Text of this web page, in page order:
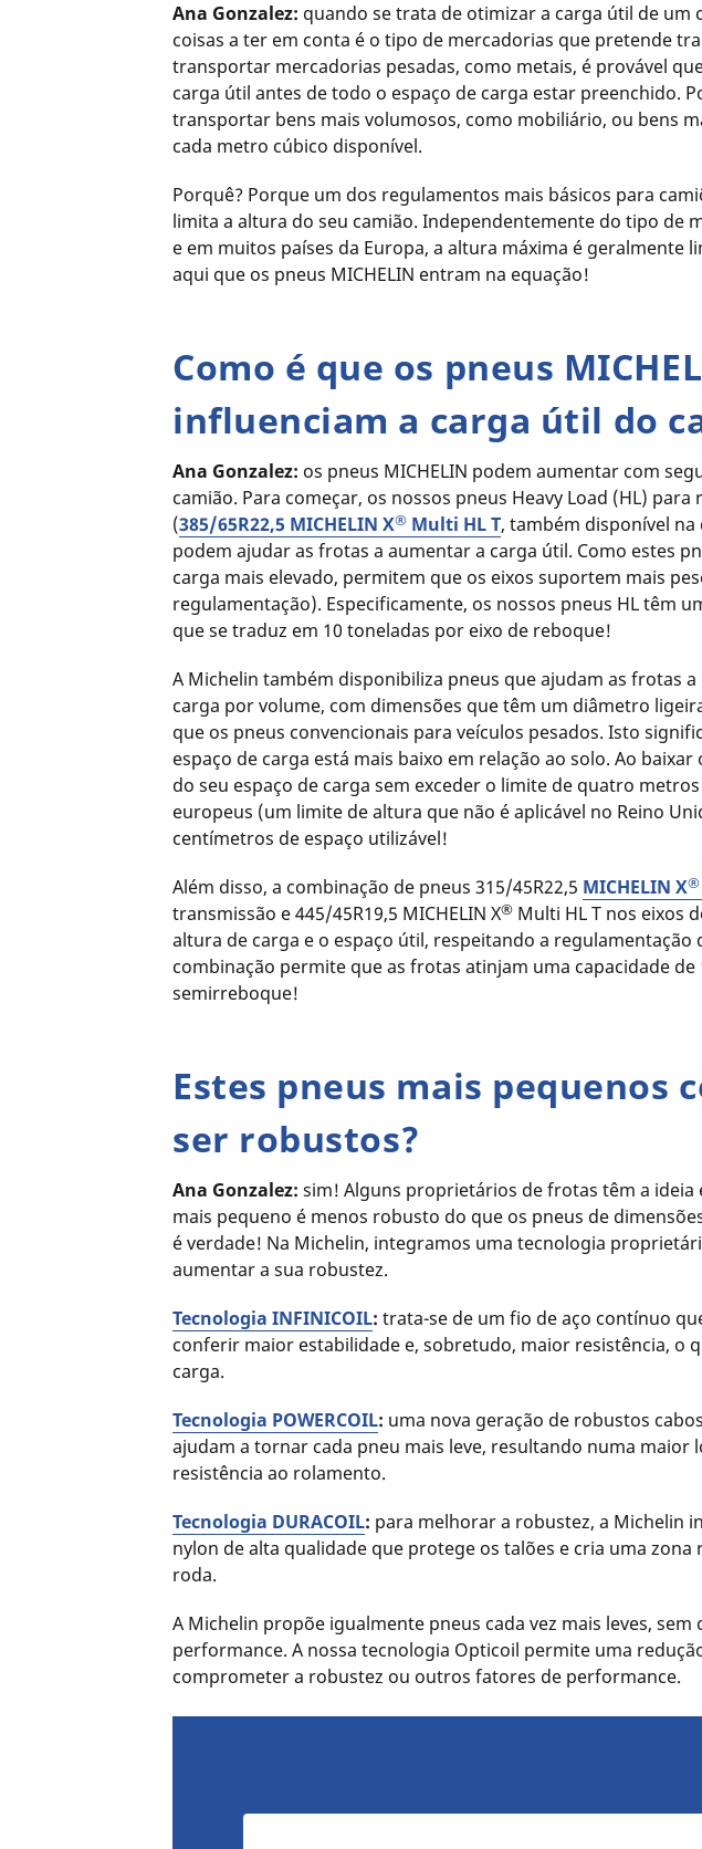
Ana Gonzalez: quando se trata de otimizar a carga útil de um
coisas a ter em conta é o tipo de mercadorias que pretende
transportar mercadorias pesadas, como metais, é provável
carga útil antes de todo o espaço de carga estar preenchido.
transportar bens mais volumosos, como mobiliário, ou bens
cada metro cúbico disponível.
Porquê? Porque um dos regulamentos mais básicos para
limita a altura do seu camião. Independentemente do tipo de
e em muitos países da Europa, a altura máxima é geralmente
aqui que os pneus MICHELIN entram na equação!
Como é que os pneus
influenciam a carga útil do
Ana Gonzalez: os pneus MICHELIN podem aumentar com
camião. Para começar, os nossos pneus Heavy Load (HL)
(385/65R22,5 MICHELIN X® Multi HL T, também disponível na
podem ajudar as frotas a aumentar a carga útil. Como estes
carga mais elevado, permitem que os eixos suportem mais
regulamentação). Especificamente, os nossos pneus HL têm
que se traduz em 10 toneladas por eixo de reboque!
A Michelin também disponibiliza pneus que ajudam as frotas
carga por volume, com dimensões que têm um diâmetro
que os pneus convencionais para veículos pesados. Isto
espaço de carga está mais baixo em relação ao solo. Ao
do seu espaço de carga sem exceder o limite de quatro
europeus (um limite de altura que não é aplicável no Reino
centímetros de espaço utilizável!
Além disso, a combinação de pneus 315/45R22,5 MICHELIN X®
transmissão e 445/45R19,5 MICHELIN X® Multi HL T nos eixos
altura de carga e o espaço útil, respeitando a regulamentação
combinação permite que as frotas atinjam uma capacidade
semirreboque!
Estes pneus mais pequenos
ser robustos?
Ana Gonzalez: sim! Alguns proprietários de frotas têm a ideia
mais pequeno é menos robusto do que os pneus de
é verdade! Na Michelin, integramos uma tecnologia
aumentar a sua robustez.
Tecnologia INFINICOIL: trata-se de um fio de aço contínuo
conferir maior estabilidade e, sobretudo, maior resistência, o
carga.
Tecnologia POWERCOIL: uma nova geração de robustos
ajudam a tornar cada pneu mais leve, resultando numa maior
resistência ao rolamento.
Tecnologia DURACOIL: para melhorar a robustez, a Michelin
nylon de alta qualidade que protege os talões e cria uma
roda.
A Michelin propõe igualmente pneus cada vez mais leves,
performance. A nossa tecnologia Opticoil permite uma
comprometer a robustez ou outros fatores de performance.